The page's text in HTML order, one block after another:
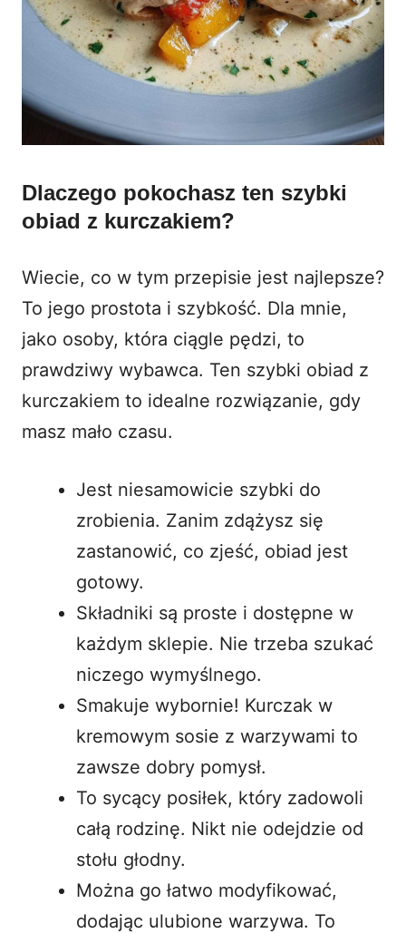
Dlaczego pokochasz ten szybki
obiad z kurczakiem?
Wiecie, co w tym przepisie jest najlepsze?
To jego prostota i szybkość. Dla mnie,
jako osoby, która ciągle pędzi, to
prawdziwy wybawca. Ten szybki obiad z
kurczakiem to idealne rozwiązanie, gdy
masz mało czasu.
Jest niesamowicie szybki do
zrobienia. Zanim zdążysz się
zastanowić, co zjeść, obiad jest
gotowy.
Składniki są proste i dostępne w
każdym sklepie. Nie trzeba szukać
niczego wymyślnego.
Smakuje wybornie! Kurczak w
kremowym sosie z warzywami to
zawsze dobry pomysł.
To sycący posiłek, który zadowoli
całą rodzinę. Nikt nie odejdzie od
stołu głodny.
Można go łatwo modyfikować,
dodając ulubione warzywa. To